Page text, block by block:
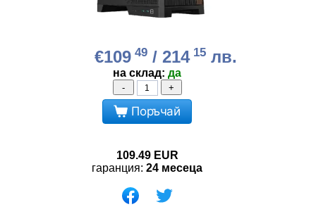
€10949/ 214 15лв.
на склад: да
- +
Поръчай
109.49 EUR
гаранция: 24 месеца